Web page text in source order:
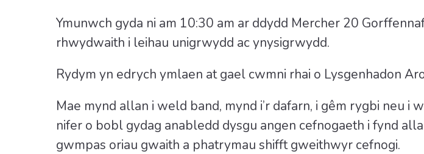
Ymunwch gyda ni am 10:30 am ar ddydd Mercher 20
rhwydwaith i leihau unigrwydd ac ynysigrwydd.
Rydym yn edrych ymlaen at gael cwmni rhai o Lysgenhadon
Mae mynd allan i weld band, mynd i’r dafarn, i gêm rygbi neu
nifer o bobl gydag anabledd dysgu angen cefnogaeth i fynd
gwmpas oriau gwaith a phatrymau shifft gweithwyr cefnogi.